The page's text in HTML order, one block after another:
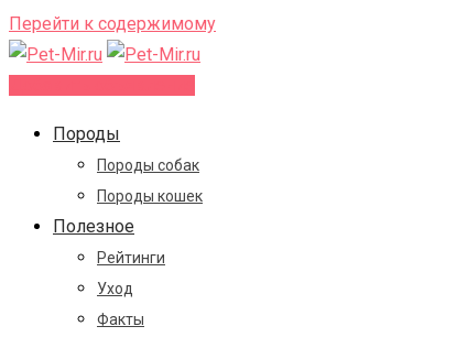
Перейти к содержимому
Породы
Породы собак
Породы кошек
Полезное
Рейтинги
Уход
Факты